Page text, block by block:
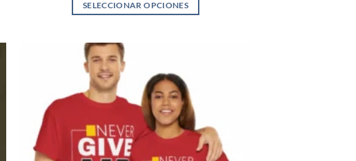
SELECCIONAR OPCIONES
múltiples
variantes.
Las
opciones
se